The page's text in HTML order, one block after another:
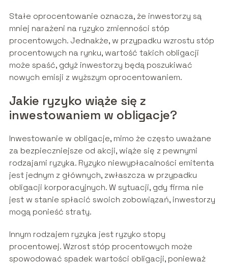
Stałe oprocentowanie oznacza, że inwestorzy są
mniej narażeni na ryzyko zmienności stóp
procentowych. Jednakże, w przypadku wzrostu stóp
procentowych na rynku, wartość takich obligacji
może spaść, gdyż inwestorzy będą poszukiwać
nowych emisji z wyższym oprocentowaniem.
Jakie ryzyko wiąże się z
inwestowaniem w obligacje?
Inwestowanie w obligacje, mimo że często uważane
za bezpieczniejsze od akcji, wiąże się z pewnymi
rodzajami ryzyka. Ryzyko niewypłacalności emitenta
jest jednym z głównych, zwłaszcza w przypadku
obligacji korporacyjnych. W sytuacji, gdy firma nie
jest w stanie spłacić swoich zobowiązań, inwestorzy
mogą ponieść straty.
Innym rodzajem ryzyka jest ryzyko stopy
procentowej. Wzrost stóp procentowych może
spowodować spadek wartości obligacji, ponieważ